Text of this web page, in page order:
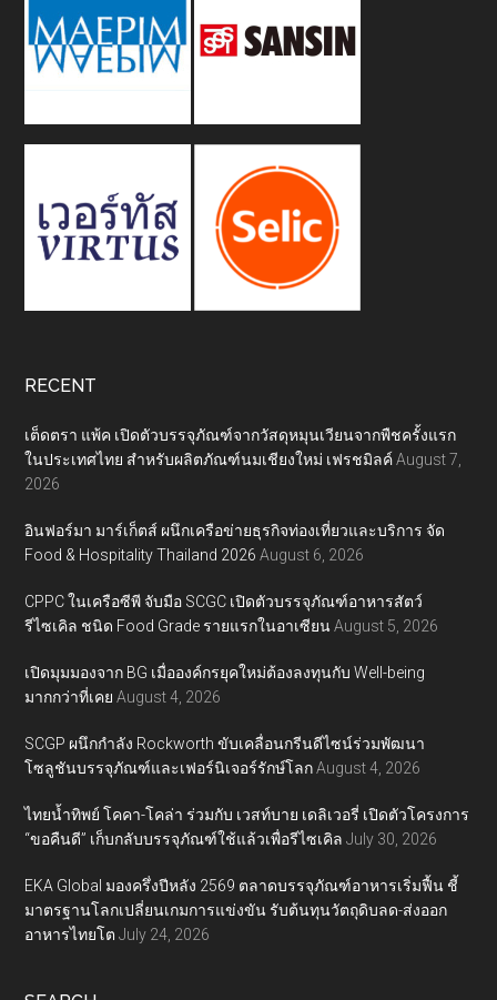
RECENT
เต็ดตรา แพ้ค เปิดตัวบรรจุภัณฑ์จากวัสดุหมุนเวียนจากพืชครั้งแรก
ในประเทศไทย สำหรับผลิตภัณฑ์นมเชียงใหม่ เฟรชมิลค์ August 7,
2026
อินฟอร์มา มาร์เก็ตส์ ผนึกเครือข่ายธุรกิจท่องเที่ยวและบริการ จัด
Food & Hospitality Thailand 2026 August 6, 2026
CPPC ในเครือซีพี จับมือ SCGC เปิดตัวบรรจุภัณฑ์อาหารสัตว์
รีไซเคิล ชนิด Food Grade รายแรกในอาเซียน August 5, 2026
เปิดมุมมองจาก BG เมื่อองค์กรยุคใหม่ต้องลงทุนกับ Well-being
มากกว่าที่เคย August 4, 2026
SCGP ผนึกกำลัง Rockworth ขับเคลื่อนกรีนดีไซน์ร่วมพัฒนา
โซลูชันบรรจุภัณฑ์และเฟอร์นิเจอร์รักษ์โลก August 4, 2026
ไทยน้ำทิพย์ โคคา-โคล่า ร่วมกับ เวสท์บาย เดลิเวอรี่ เปิดตัวโครงการ
“ขอคืนดี” เก็บกลับบรรจุภัณฑ์ใช้แล้วเพื่อรีไซเคิล July 30, 2026
EKA Global มองครึ่งปีหลัง 2569 ตลาดบรรจุภัณฑ์อาหารเริ่มฟื้น ชี้
มาตรฐานโลกเปลี่ยนเกมการแข่งขัน รับต้นทุนวัตถุดิบลด-ส่งออก
อาหารไทยโต July 24, 2026